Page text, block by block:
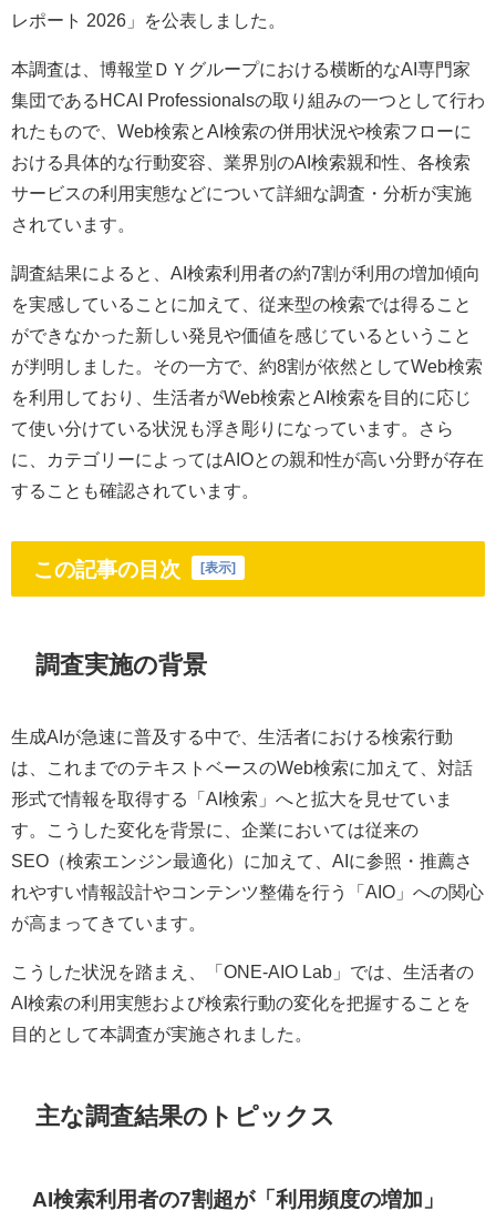
レポート 2026」を公表しました。
本調査は、博報堂ＤＹグループにおける横断的なAI専門家
集団であるHCAI Professionalsの取り組みの一つとして行わ
れたもので、Web検索とAI検索の併用状況や検索フローに
おける具体的な行動変容、業界別のAI検索親和性、各検索
サービスの利用実態などについて詳細な調査・分析が実施
されています。
調査結果によると、AI検索利用者の約7割が利用の増加傾向
を実感していることに加えて、従来型の検索では得ること
ができなかった新しい発見や価値を感じているということ
が判明しました。その一方で、約8割が依然としてWeb検索
を利用しており、生活者がWeb検索とAI検索を目的に応じ
て使い分けている状況も浮き彫りになっています。さら
に、カテゴリーによってはAIOとの親和性が高い分野が存在
することも確認されています。
この記事の目次 [表示]
調査実施の背景
生成AIが急速に普及する中で、生活者における検索行動
は、これまでのテキストベースのWeb検索に加えて、対話
形式で情報を取得する「AI検索」へと拡大を見せていま
す。こうした変化を背景に、企業においては従来の
SEO（検索エンジン最適化）に加えて、AIに参照・推薦さ
れやすい情報設計やコンテンツ整備を行う「AIO」への関心
が高まってきています。
こうした状況を踏まえ、「ONE-AIO Lab」では、生活者の
AI検索の利用実態および検索行動の変化を把握することを
目的として本調査が実施されました。
主な調査結果のトピックス
AI検索利用者の7割超が「利用頻度の増加」